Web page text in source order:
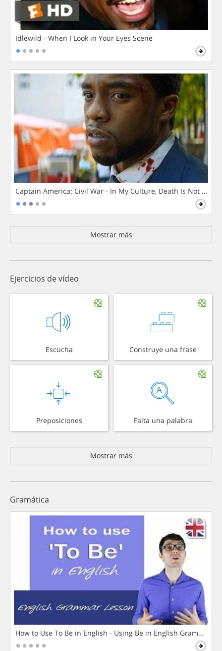
Idlewild - When I Look in Your Eyes Scene
Captain America: Civil War - In My Culture, Death Is Not The
Mostrar más
Ejercicios de vídeo
Escucha Construye una frase
Preposiciones Falta una palabra
Mostrar más
Gramática
How to Use To Be in English - Using Be in English Grammar